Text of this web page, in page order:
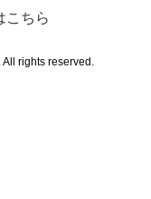
こちら
All rights reserved.